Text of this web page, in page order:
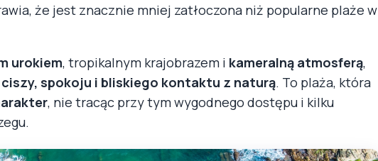
że jest znacznie mniej zatłoczona niż popularne plaże w
urokiem, tropikalnym krajobrazem i kameralną atmosferą,
ciszy, spokoju i bliskiego kontaktu z naturą. To plaża, która
, nie tracąc przy tym wygodnego dostępu i kilku